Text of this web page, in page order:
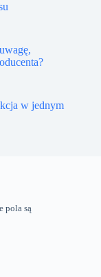
w jednym
pola są